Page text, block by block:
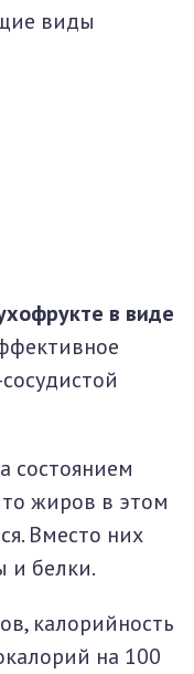
виды
в виде
состоянием
жиров в этом
Вместо них
и белки.
калорийность
на 100